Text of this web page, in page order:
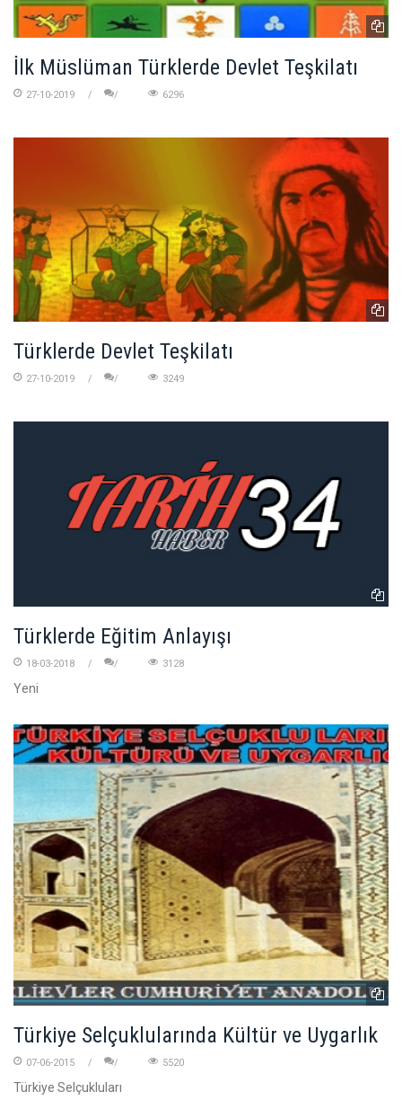
İlk Müslüman Türklerde Devlet Teşkilatı
27-10-2019 6296
Türklerde Devlet Teşkilatı
27-10-2019 3249
Türklerde Eğitim Anlayışı
18-03-2018 3128
Yeni
Türkiye Selçuklularında Kültür ve Uygarlık
07-06-2015 5520
Türkiye Selçukluları